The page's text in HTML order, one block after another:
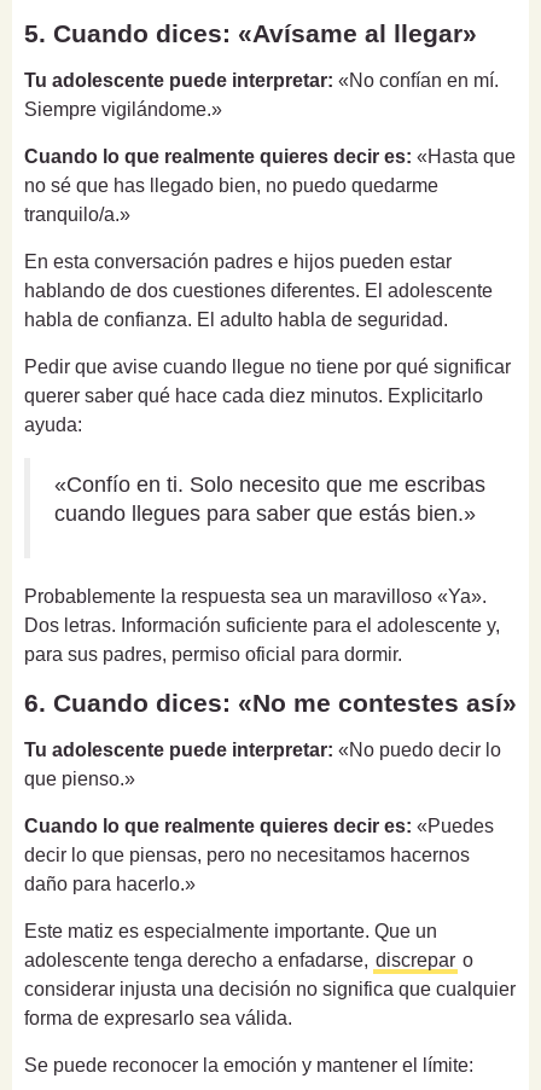
5. Cuando dices: «Avísame al llegar»
Tu adolescente puede interpretar: «No confían en mí.
Siempre vigilándome.»
Cuando lo que realmente quieres decir es: «Hasta que
no sé que has llegado bien, no puedo quedarme
tranquilo/a.»
En esta conversación padres e hijos pueden estar
hablando de dos cuestiones diferentes. El adolescente
habla de confianza. El adulto habla de seguridad.
Pedir que avise cuando llegue no tiene por qué significar
querer saber qué hace cada diez minutos. Explicitarlo
ayuda:
«Confío en ti. Solo necesito que me escribas
cuando llegues para saber que estás bien.»
Probablemente la respuesta sea un maravilloso «Ya».
Dos letras. Información suficiente para el adolescente y,
para sus padres, permiso oficial para dormir.
6. Cuando dices: «No me contestes así»
Tu adolescente puede interpretar: «No puedo decir lo
que pienso.»
Cuando lo que realmente quieres decir es: «Puedes
decir lo que piensas, pero no necesitamos hacernos
daño para hacerlo.»
Este matiz es especialmente importante. Que un
adolescente tenga derecho a enfadarse, discrepar o
considerar injusta una decisión no significa que cualquier
forma de expresarlo sea válida.
Se puede reconocer la emoción y mantener el límite: